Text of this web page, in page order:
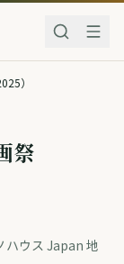
）
祭
ハウス Japan 地